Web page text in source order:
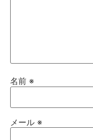
名前 ※
メール ※